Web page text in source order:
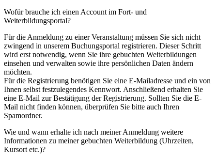
Wofür brauche ich einen Account im Fort- und
Weiterbildungsportal?
Für die Anmeldung zu einer Veranstaltung müssen Sie sich nicht
zwingend in unserem Buchungsportal registrieren. Dieser Schritt
wird erst notwendig, wenn Sie ihre gebuchten Weiterbildungen
einsehen und verwalten sowie ihre persönlichen Daten ändern
möchten.
Für die Registrierung benötigen Sie eine E-Mailadresse und ein von
Ihnen selbst festzulegendes Kennwort. Anschließend erhalten Sie
eine E-Mail zur Bestätigung der Registrierung. Sollten Sie die E-
Mail nicht finden können, überprüfen Sie bitte auch Ihren
Spamordner.
Wie und wann erhalte ich nach meiner Anmeldung weitere
Informationen zu meiner gebuchten Weiterbildung (Uhrzeiten,
Kursort etc.)?